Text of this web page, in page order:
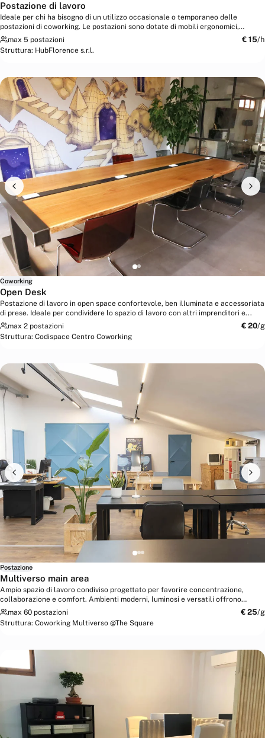
Postazione di lavoro
Ideale per chi ha bisogno di un utilizzo occasionale o temporaneo delle
postazioni di coworking. Le postazioni sono dotate di mobili ergonomici,
connessione...
max 5 postazioni € 15/h
Struttura: HubFlorence s.r.l.
Coworking
Open Desk
Postazione di lavoro in open space confortevole, ben illuminata e accessoriata
di prese. Ideale per condividere lo spazio di lavoro con altri imprenditori e...
max 2 postazioni
€ 20/g
Struttura: Codispace Centro Coworking
Postazione
Multiverso main area
Ampio spazio di lavoro condiviso progettato per favorire concentrazione,
collaborazione e comfort. Ambienti moderni, luminosi e versatili offrono
un’atmosfera...
max 60 postazioni € 25/g
Struttura: Coworking Multiverso @The Square